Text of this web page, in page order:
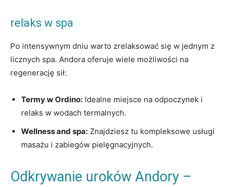
relaks w spa
Po intensywnym dniu warto zrelaksować się w jednym z
licznych spa. Andora oferuje wiele możliwości na
⁣regenerację sił:
Termy w Ordino: ‍Idealne miejsce na odpoczynek‌ i
relaks w wodach termalnych.
Wellness and spa: Znajdziesz tu kompleksowe usługi
masażu i zabiegów pielęgnacyjnych.
Odkrywanie uroków Andory –